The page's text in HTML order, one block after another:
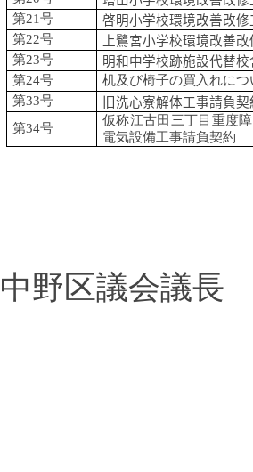
第21号
啓明小学校環境改善改修
第22号
上鷺宮小学校環境改善
第23号
明和中学校跡施設代替
第24号
机及び椅子の買入れにつ
第33号
旧洗心寮解体工事請負契
第34号
仮称江古田三丁目重度
電気設備工事請負契約
中野区議会議長